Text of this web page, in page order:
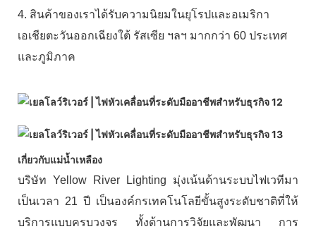
4. สินค้าของเราได้รับความนิยมในยุโรปและอเมริกา
เอเชียตะวันออกเฉียงใต้ รัสเซีย ฯลฯ มากกว่า 60 ประเทศ
และภูมิภาค
เกี่ยวกับแม่น้ำเหลือง
บริษัท Yellow River Lighting มุ่งเน้นด้านระบบไฟเวทีมา
เป็นเวลา 21 ปี เป็นองค์กรเทคโนโลยีขั้นสูงระดับชาติที่ให้
บริการแบบครบวงจร ทั้งด้านการวิจัยและพัฒนา การ